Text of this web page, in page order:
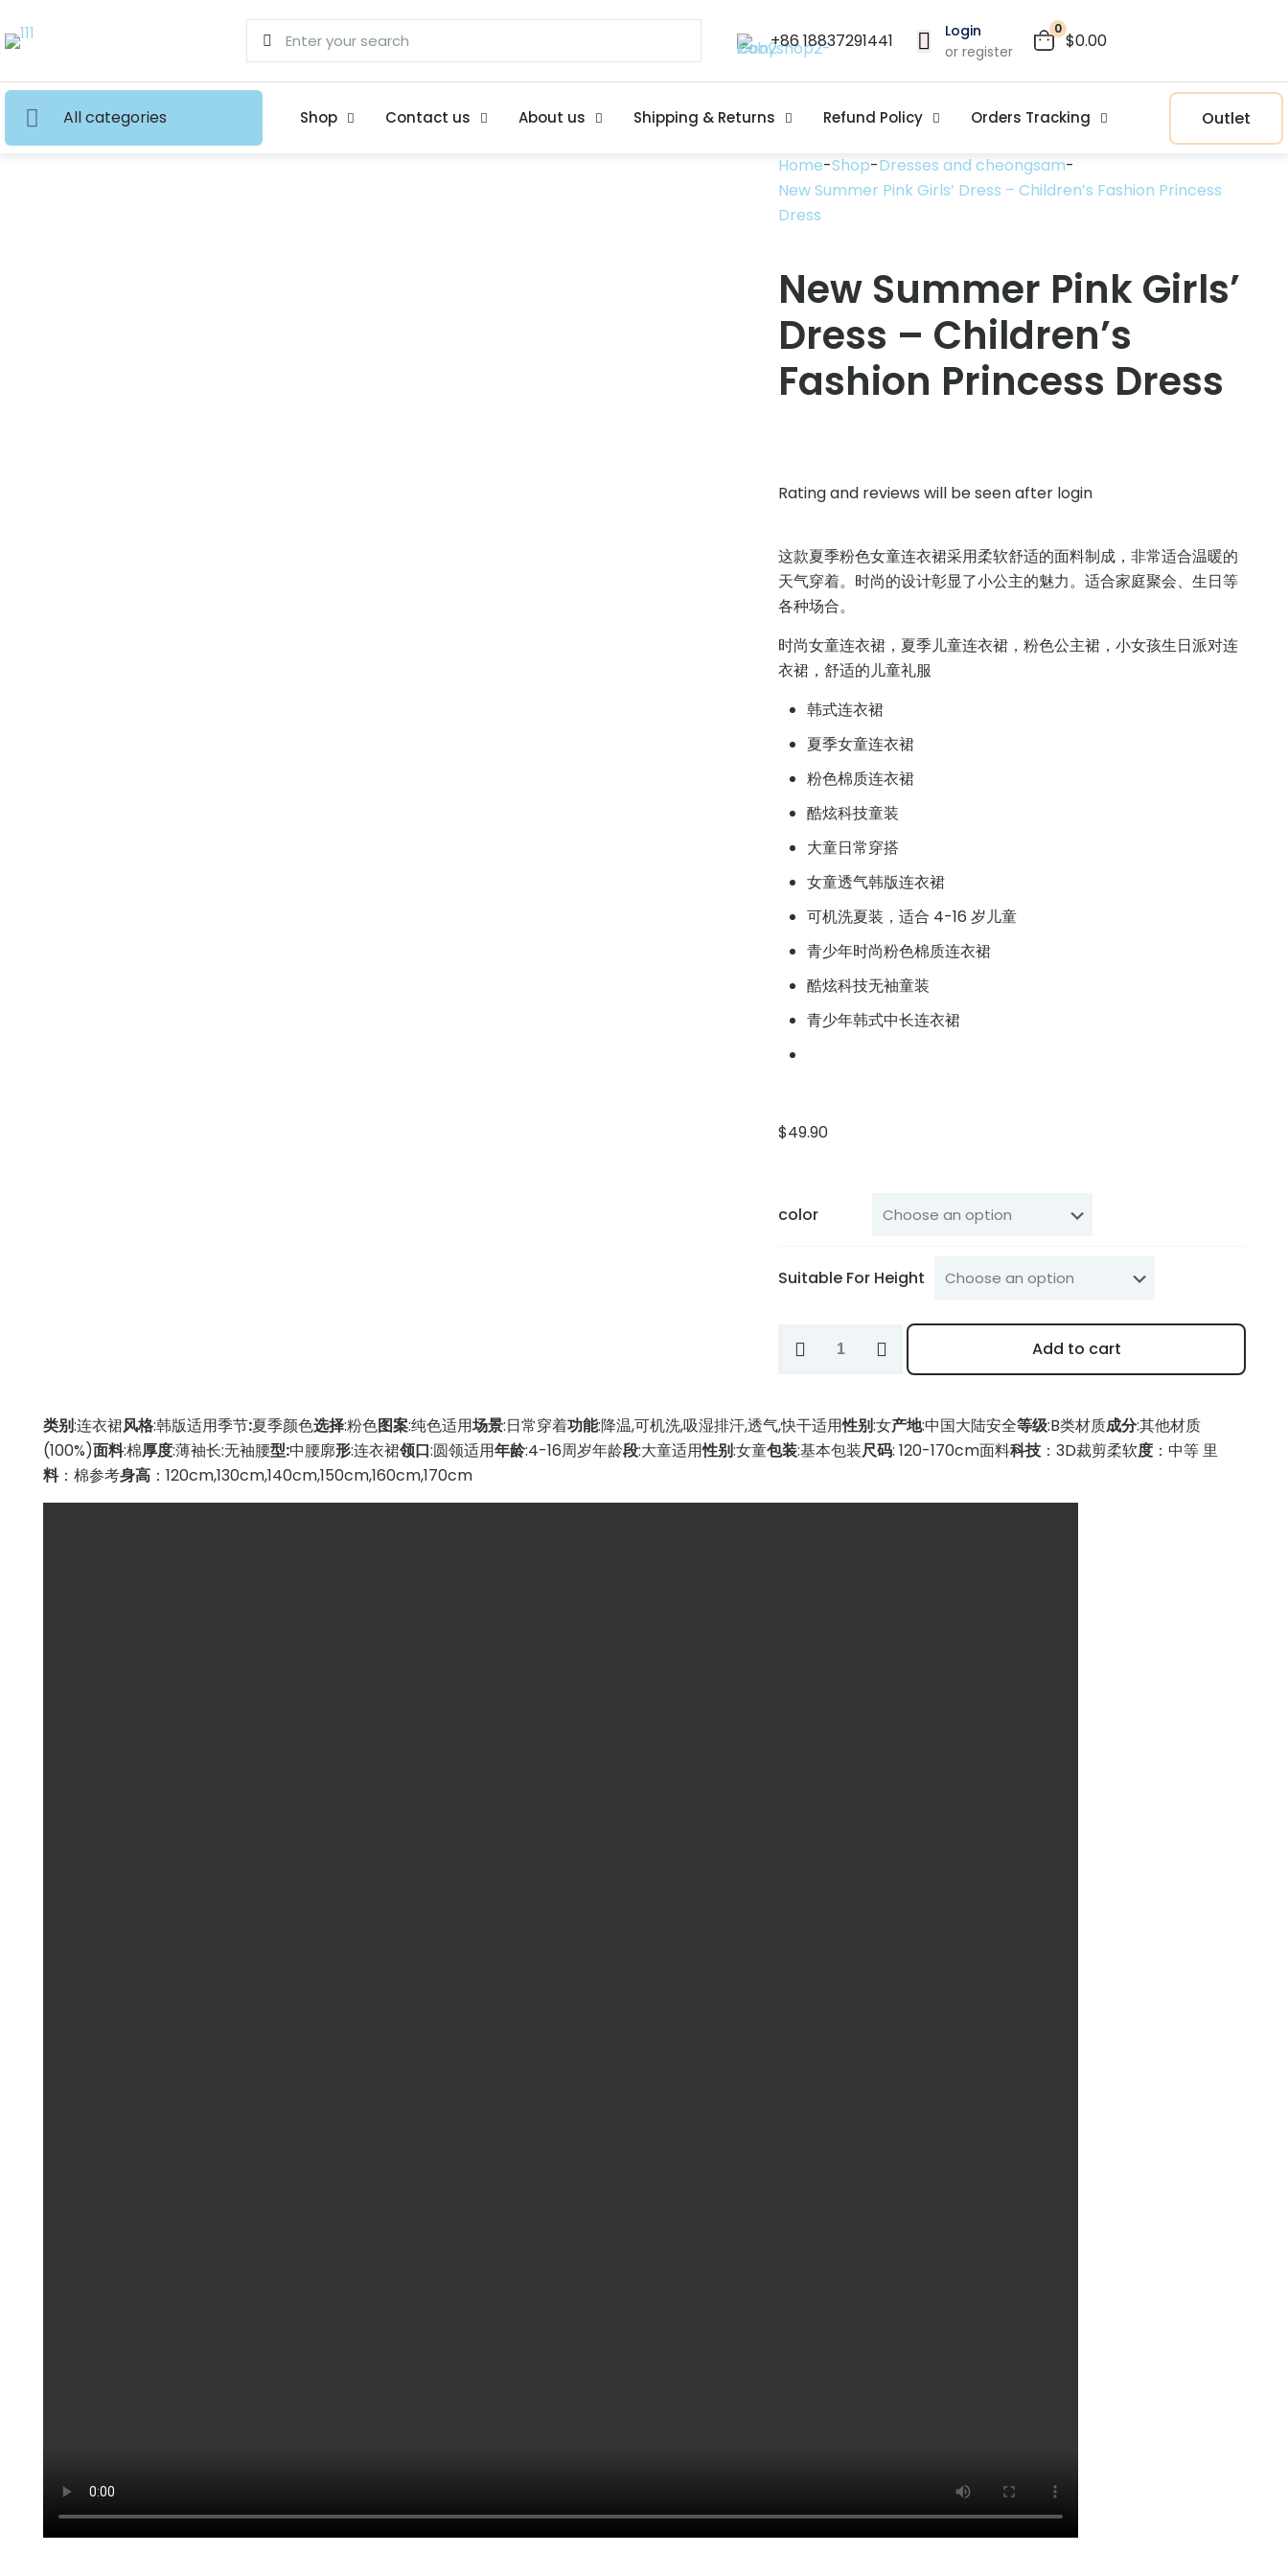
+86 18837291441
Login
or register
0
$0.00
All categories Shop Contact us About us Shipping & Returns Refund Policy Orders Tracking Outlet
Home-Shop-Dresses and cheongsam-
New Summer Pink Girls’ Dress – Children’s Fashion Princess
Dress
New Summer Pink Girls’
Dress – Children’s
Fashion Princess Dress
Rating and reviews will be seen after login
这款夏季粉色女童连衣裙采用柔软舒适的面料制成，非常适合温暖的
天气穿着。时尚的设计彰显了小公主的魅力。适合家庭聚会、生日等
各种场合。
时尚女童连衣裙，夏季儿童连衣裙，粉色公主裙，小女孩生日派对连
衣裙，舒适的儿童礼服
韩式连衣裙
夏季女童连衣裙
粉色棉质连衣裙
酷炫科技童装
大童日常穿搭
女童透气韩版连衣裙
可机洗夏装，适合 4-16 岁儿童
青少年时尚粉色棉质连衣裙
酷炫科技无袖童装
青少年韩式中长连衣裙
$49.90
color
Suitable For Height
Summer
Dress
-
Fashion
Add to cart
类别:连衣裙风格:韩版适用季节:夏季颜色选择:粉色图案:纯色适用场景:日常穿着功能:降温,可机洗,吸湿排汗,透气,快干适用性别:女产地:中国大陆安全等级:B类材质成分:其他材质
(100%)面料:棉厚度:薄袖长:无袖腰型:中腰廓形:连衣裙领口:圆领适用年龄:4-16周岁年龄段:大童适用性别:女童包装:基本包装尺码: 120-170cm面料科技：3D裁剪柔软度：中等 里
料：棉参考身高：120cm,130cm,140cm,150cm,160cm,170cm